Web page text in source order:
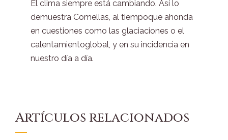
El clima siempre está cambiando. Así lo
demuestra Comellas, al tiempoque ahonda
en cuestiones como las glaciaciones o el
calentamientoglobal, y en su incidencia en
nuestro día a día.
Artículos relacionados